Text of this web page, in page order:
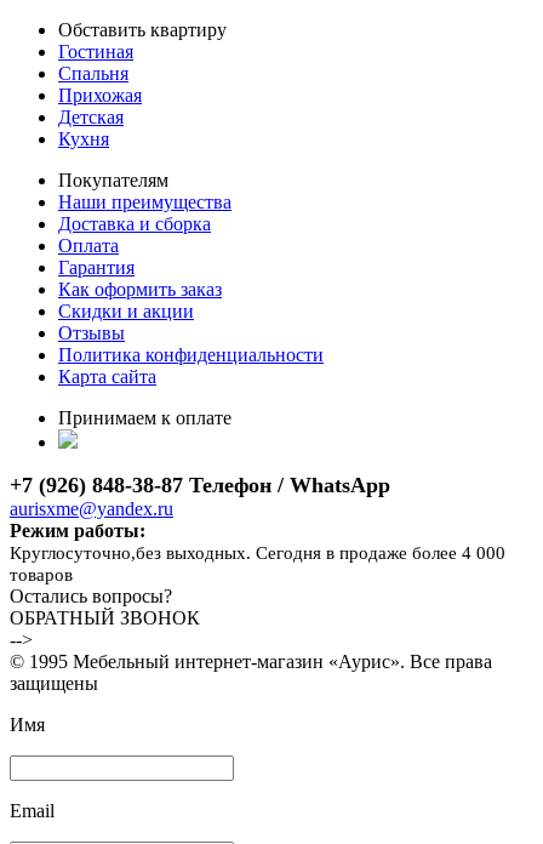
Обставить квартиру
Гостиная
Спальня
Прихожая
Детская
Кухня
Покупателям
Наши преимущества
Доставка и сборка
Оплата
Гарантия
Как оформить заказ
Скидки и акции
Отзывы
Политика конфиденциальности
Карта сайта
Принимаем к оплате
+7 (926) 848-38-87 Телефон / WhatsApp
aurisxme@yandex.ru
Режим работы:
Круглосуточно,без выходных. Сегодня в продаже более 4 000
товаров
Остались вопросы?
ОБРАТНЫЙ ЗВОНОК
-->
© 1995 Мебельный интернет-магазин «Аурис». Все права
защищены
Имя
Email